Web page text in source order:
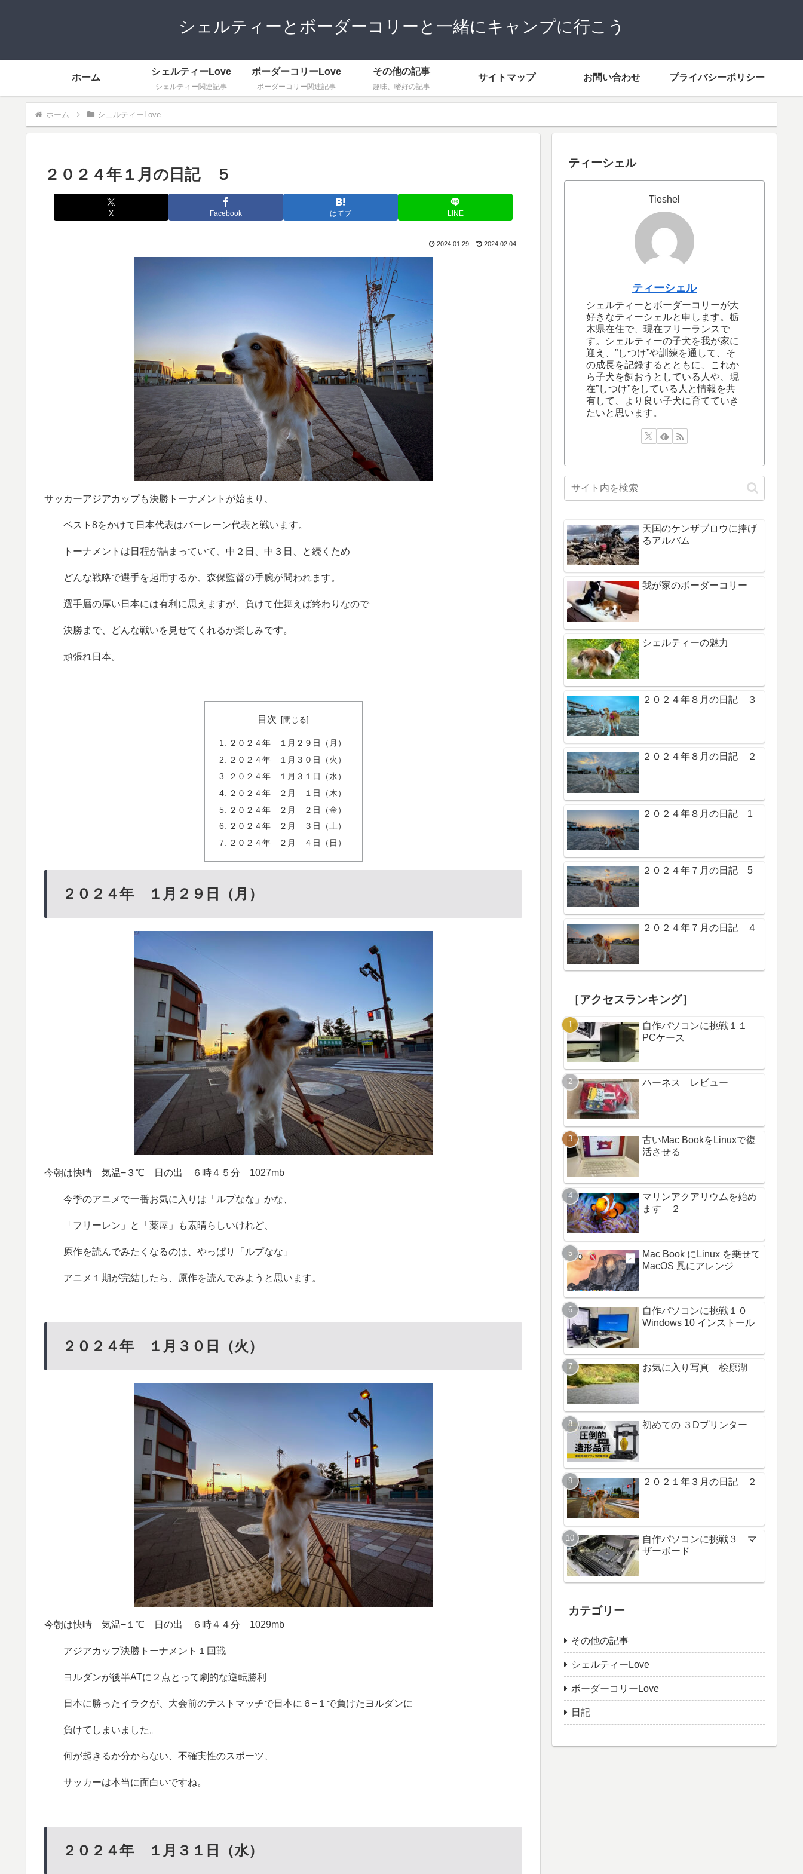
シェルティーとボーダーコリーと一緒にキャンプに行こう
ホーム
シェルティーLove
シェルティー関連記事
ボーダーコリーLove
ボーダーコリー関連記事
その他の記事
趣味、嗜好の記事
サイトマップ お問い合わせ プライバシーポリシー
ホーム シェルティーLove
２０２４年１月の日記 ５
X Facebook はてブ LINE
2024.01.29 2024.02.04
サッカーアジアカップも決勝トーナメントが始まり、
ベスト8をかけて日本代表はバーレーン代表と戦います。
トーナメントは日程が詰まっていて、中２日、中３日、と続くため
どんな戦略で選手を起用するか、森保監督の手腕が問われます。
選手層の厚い日本には有利に思えますが、負けて仕舞えば終わりなので
決勝まで、どんな戦いを見せてくれるか楽しみです。
頑張れ日本。
目次
２０２４年 １月２９日（月）
２０２４年 １月３０日（火）
２０２４年 １月３１日（水）
２０２４年 ２月 １日（木）
２０２４年 ２月 ２日（金）
２０２４年 ２月 ３日（土）
２０２４年 ２月 ４日（日）
２０２４年 １月２９日（月）
今朝は快晴 気温−３℃ 日の出 ６時４５分 1027mb
今季のアニメで一番お気に入りは「ルプなな」かな、
「フリーレン」と「薬屋」も素晴らしいけれど、
原作を読んでみたくなるのは、やっぱり「ルプなな」
アニメ１期が完結したら、原作を読んでみようと思います。
２０２４年 １月３０日（火）
今朝は快晴 気温−１℃ 日の出 ６時４４分 1029mb
アジアカップ決勝トーナメント１回戦
ヨルダンが後半ATに２点とって劇的な逆転勝利
日本に勝ったイラクが、大会前のテストマッチで日本に６−１で負けたヨルダンに
負けてしまいました。
何が起きるか分からない、不確実性のスポーツ、
サッカーは本当に面白いですね。
２０２４年 １月３１日（水）
ティーシェル
Tieshel
ティーシェル
シェルティーとボーダーコリーが大
好きなティーシェルと申します。栃
木県在住で、現在フリーランスで
す。シェルティーの子犬を我が家に
迎え、”しつけ”や訓練を通して、そ
の成長を記録するとともに、これか
ら子犬を飼おうとしている人や、現
在”しつけ”をしている人と情報を共
有して、より良い子犬に育てていき
たいと思います。
天国のケンザブロウに捧げ
るアルバム
我が家のボーダーコリー
シェルティーの魅力
２０２４年８月の日記 ３
２０２４年８月の日記 ２
２０２４年８月の日記 1
２０２４年７月の日記 5
２０２４年７月の日記 ４
［アクセスランキング］
自作パソコンに挑戦１１
PCケース
ハーネス レビュー
古いMac BookをLinuxで復
活させる
マリンアクアリウムを始め
ます ２
Mac Book にLinux を乗せて
MacOS 風にアレンジ
自作パソコンに挑戦１０
Windows 10 インストール
お気に入り写真 桧原湖
初めての ３Dプリンター
２０２１年３月の日記 ２
自作パソコンに挑戦３ マ
ザーボード
カテゴリー
その他の記事
シェルティーLove
ボーダーコリーLove
日記